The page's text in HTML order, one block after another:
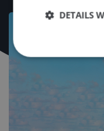
DETAILS